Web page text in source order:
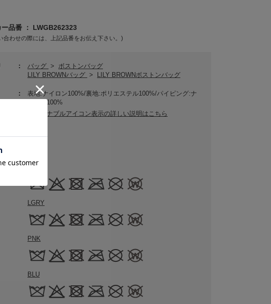
ー品番 ： LWGB262323
合わせの際には、上記品番をお伝え下さい。)
バッグ >
ボストンバッグ
LILY BROWNバッグ > LILY BROWNボストンバッグ
表地:ナイロン100%/裏地:ポリエステル100%/パイピング:ナ
イロン100%
サステナブルアイコン表示の詳しい説明はこちら
中国
IVR
LGRY
PNK
BLU